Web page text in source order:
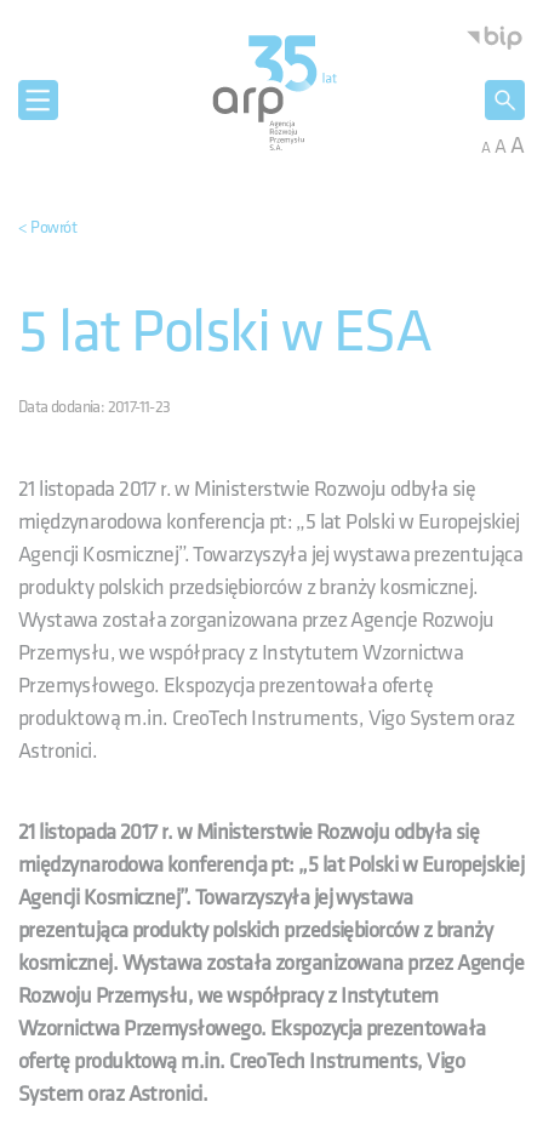
AAA
< Powrót
5 lat Polski w ESA
Data dodania: 2017-11-23
21 listopada 2017 r. w Ministerstwie Rozwoju odbyła się
międzynarodowa konferencja pt: „5 lat Polski w Europejskiej
Agencji Kosmicznej”. Towarzyszyła jej wystawa prezentująca
produkty polskich przedsiębiorców z branży kosmicznej.
Wystawa została zorganizowana przez Agencje Rozwoju
Przemysłu, we współpracy z Instytutem Wzornictwa
Przemysłowego. Ekspozycja prezentowała ofertę
produktową m.in. CreoTech Instruments, Vigo System oraz
Astronici.
21 listopada 2017 r. w Ministerstwie Rozwoju odbyła się
międzynarodowa konferencja pt: „5 lat Polski w Europejskiej
Agencji Kosmicznej”. Towarzyszyła jej wystawa
prezentująca produkty polskich przedsiębiorców z branży
kosmicznej. Wystawa została zorganizowana przez Agencje
Rozwoju Przemysłu, we współpracy z Instytutem
Wzornictwa Przemysłowego. Ekspozycja prezentowała
ofertę produktową m.in. CreoTech Instruments, Vigo
System oraz Astronici.